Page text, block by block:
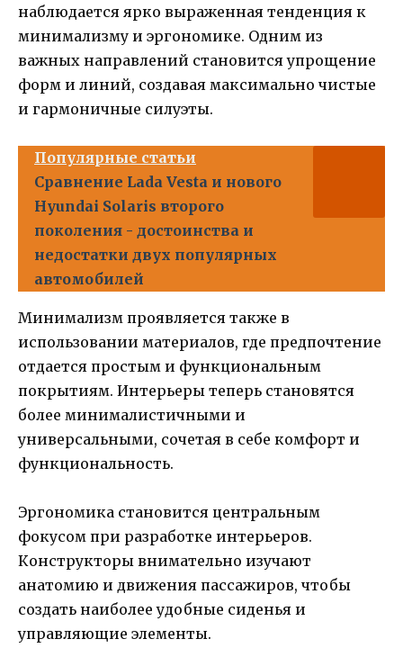
наблюдается ярко выраженная тенденция к
минимализму и эргономике. Одним из
важных направлений становится упрощение
форм и линий, создавая максимально чистые
и гармоничные силуэты.
Популярные статьи
Сравнение Lada Vesta и нового
Hyundai Solaris второго
поколения - достоинства и
недостатки двух популярных
автомобилей
Минимализм проявляется также в
использовании материалов, где предпочтение
отдается простым и функциональным
покрытиям. Интерьеры теперь становятся
более минималистичными и
универсальными, сочетая в себе комфорт и
функциональность.
Эргономика становится центральным
фокусом при разработке интерьеров.
Конструкторы внимательно изучают
анатомию и движения пассажиров, чтобы
создать наиболее удобные сиденья и
управляющие элементы.